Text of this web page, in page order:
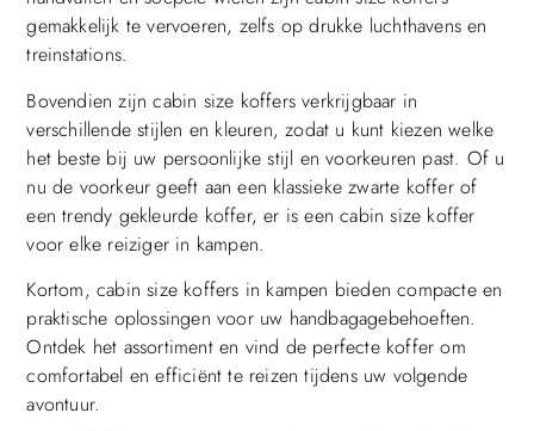
gemakkelijk te vervoeren, zelfs op drukke luchthavens en
treinstations.
Bovendien zijn cabin size koffers verkrijgbaar in
verschillende stijlen en kleuren, zodat u kunt kiezen welke
het beste bij uw persoonlijke stijl en voorkeuren past. Of u
nu de voorkeur geeft aan een klassieke zwarte koffer of
een trendy gekleurde koffer, er is een cabin size koffer
voor elke reiziger in kampen.
Kortom, cabin size koffers in kampen bieden compacte en
praktische oplossingen voor uw handbagagebehoeften.
Ontdek het assortiment en vind de perfecte koffer om
comfortabel en efficiënt te reizen tijdens uw volgende
avontuur.